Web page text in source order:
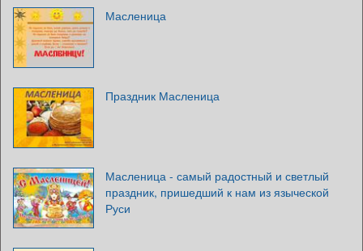
Масленица
Праздник Масленица
Масленица - самый радостный и светлый
праздник, пришедший к нам из языческой
Руси